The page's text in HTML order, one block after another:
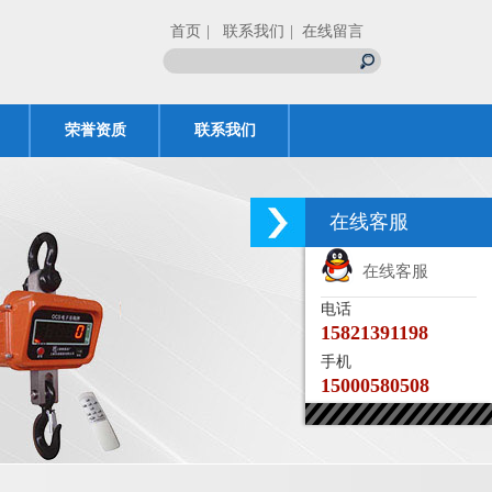
首页 | 联系我们 | 在线留言
荣誉资质 联系我们
在线客服
在线客服
电话
15821391198
手机
15000580508